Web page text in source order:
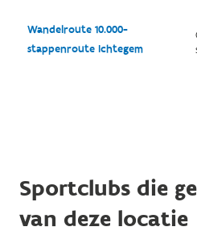
Wandelroute 10.000-
stappenroute Ichtegem
Sportclubs die
van deze locatie